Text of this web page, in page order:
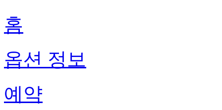
홈
옵션 정보
예약